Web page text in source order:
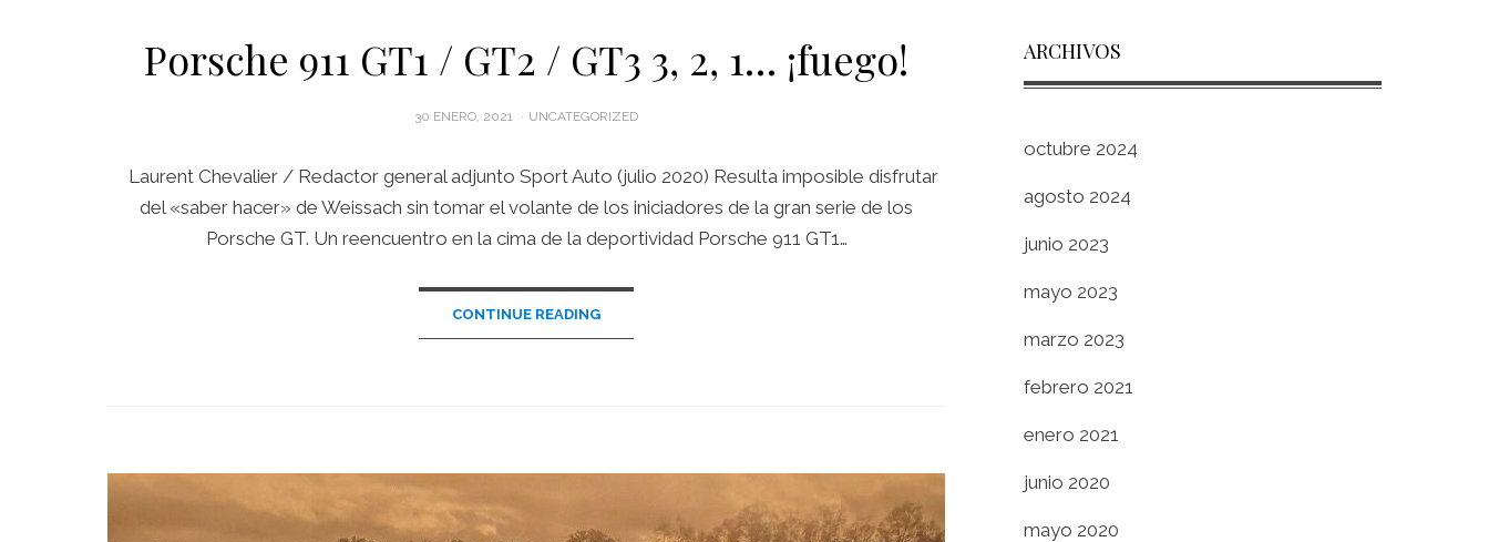
Porsche 911 GT1 / GT2 / GT3 3, 2, 1… ¡fuego!
POSTED
30 ENERO, 2021 UNCATEGORIZED
Laurent Chevalier / Redactor general adjunto Sport Auto (julio 2020) Resulta imposible disfrutar
del «saber hacer» de Weissach sin tomar el volante de los iniciadores de la gran serie de los
Porsche GT. Un reencuentro en la cima de la deportividad Porsche 911 GT1…
CONTINUE READING
ARCHIVOS
octubre 2024
agosto 2024
junio 2023
mayo 2023
marzo 2023
febrero 2021
enero 2021
junio 2020
mayo 2020